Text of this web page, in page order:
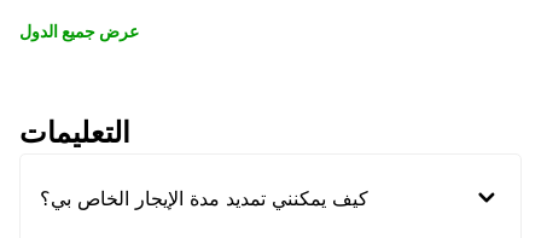
عرض جميع الدول
التعليمات
كيف يمكنني تمديد مدة الإيجار الخاص بي؟